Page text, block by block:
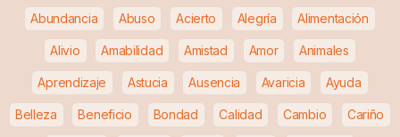
Abundancia Abuso Acierto Alegría Alimentación
Alivio Amabilidad Amistad Amor Animales
Aprendizaje Astucia Ausencia Avaricia Ayuda
Belleza Beneficio Bondad Calidad Cambio Cariño